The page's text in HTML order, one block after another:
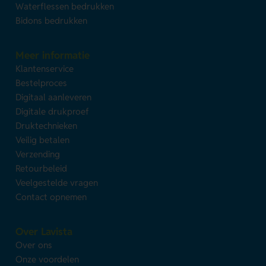
Waterflessen bedrukken
Bidons bedrukken
Meer informatie
Klantenservice
Bestelproces
Digitaal aanleveren
Digitale drukproef
Druktechnieken
Veilig betalen
Verzending
Retourbeleid
Veelgestelde vragen
Contact opnemen
Over Lavista
Over ons
Onze voordelen